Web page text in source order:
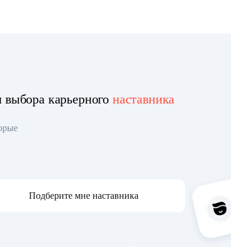
карьерного наставника
Подберите мне наставника